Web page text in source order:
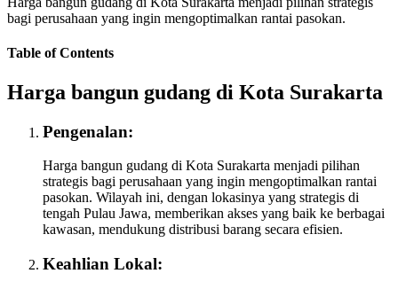
bagi perusahaan yang ingin mengoptimalkan rantai pasokan.
Table of Contents
Harga bangun gudang di Kota Surakarta
Pengenalan:
Harga bangun gudang di Kota Surakarta menjadi pilihan
strategis bagi perusahaan yang ingin mengoptimalkan rantai
pasokan. Wilayah ini, dengan lokasinya yang strategis di
tengah Pulau Jawa, memberikan akses yang baik ke berbagai
kawasan, mendukung distribusi barang secara efisien.
Keahlian Lokal: